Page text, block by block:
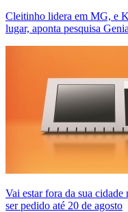
Cleitinho lidera em MG, e
lugar, aponta pesquisa
Vai estar fora da sua
ser pedido até 20 de agosto